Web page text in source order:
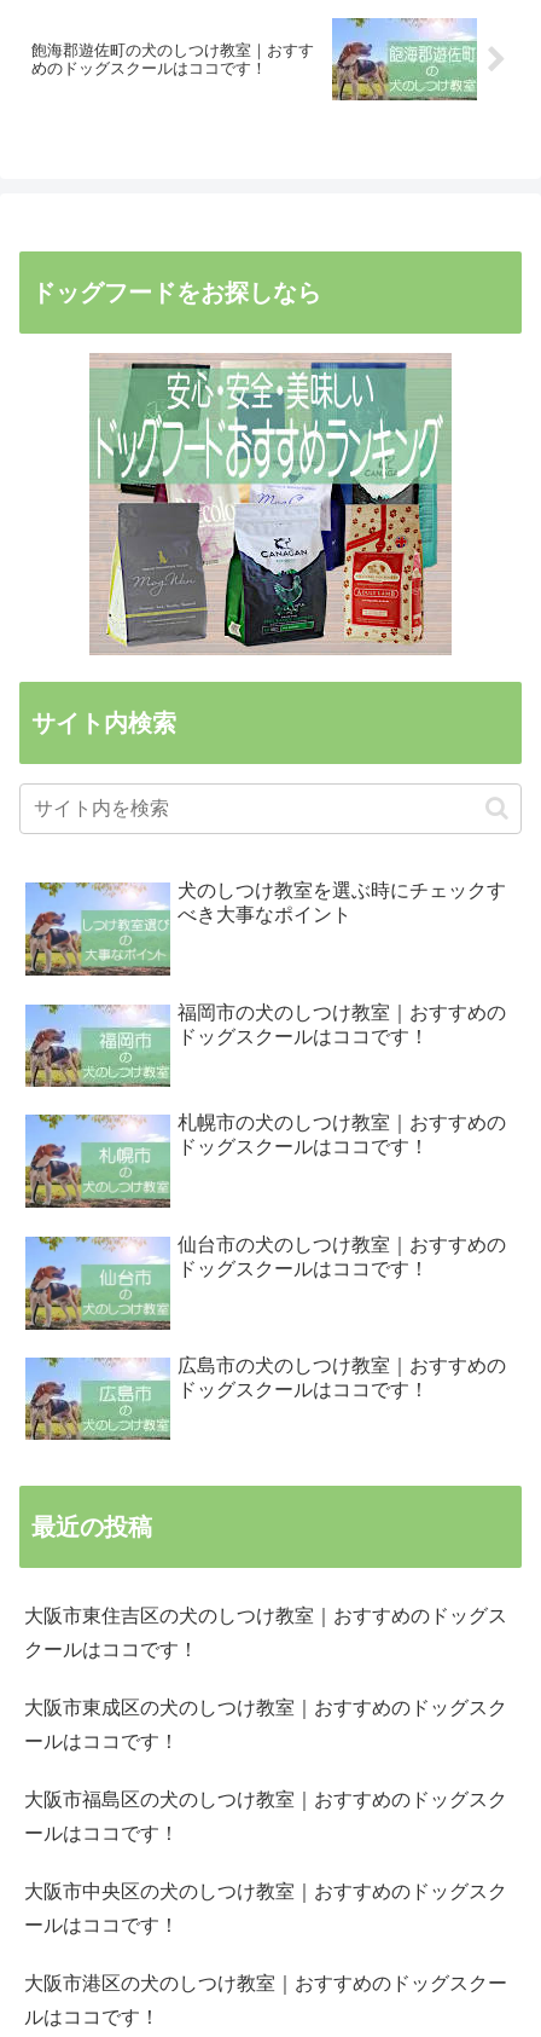
飽海郡遊佐町の犬のしつけ教室｜おすす
めのドッグスクールはココです！
ドッグフードをお探しなら
サイト内検索
犬のしつけ教室を選ぶ時にチェックす
べき大事なポイント
福岡市の犬のしつけ教室｜おすすめの
ドッグスクールはココです！
札幌市の犬のしつけ教室｜おすすめの
ドッグスクールはココです！
仙台市の犬のしつけ教室｜おすすめの
ドッグスクールはココです！
広島市の犬のしつけ教室｜おすすめの
ドッグスクールはココです！
最近の投稿
大阪市東住吉区の犬のしつけ教室｜おすすめのドッグス
クールはココです！
大阪市東成区の犬のしつけ教室｜おすすめのドッグスク
ールはココです！
大阪市福島区の犬のしつけ教室｜おすすめのドッグスク
ールはココです！
大阪市中央区の犬のしつけ教室｜おすすめのドッグスク
ールはココです！
大阪市港区の犬のしつけ教室｜おすすめのドッグスクー
ルはココです！